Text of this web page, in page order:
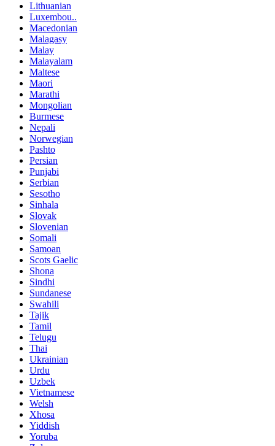
Lithuanian
Luxembou..
Macedonian
Malagasy
Malay
Malayalam
Maltese
Maori
Marathi
Mongolian
Burmese
Nepali
Norwegian
Pashto
Persian
Punjabi
Serbian
Sesotho
Sinhala
Slovak
Slovenian
Somali
Samoan
Scots Gaelic
Shona
Sindhi
Sundanese
Swahili
Tajik
Tamil
Telugu
Thai
Ukrainian
Urdu
Uzbek
Vietnamese
Welsh
Xhosa
Yiddish
Yoruba